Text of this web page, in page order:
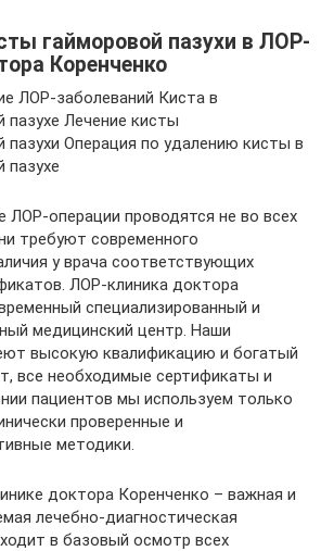
гайморовой пазухи в ЛОР-
Коренченко
ЛОР-заболеваний Киста в
пазухе Лечение кисты
пазухи Операция по удалению кисты в
пазухе
ЛОР-операции проводятся не во всех
требуют современного
у врача соответствующих
ЛОР-клиника доктора
специализированный и
медицинский центр. Наши
высокую квалификацию и богатый
все необходимые сертификаты и
пациентов мы используем только
проверенные и
методики.
доктора Коренченко – важная и
лечебно-диагностическая
в базовый осмотр всех